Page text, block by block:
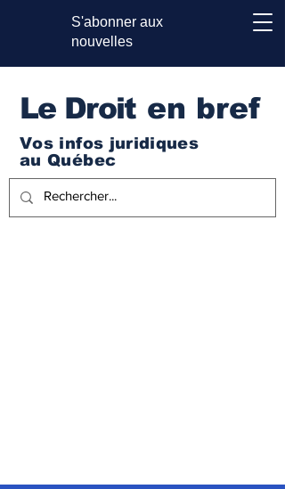
S'abonner aux
nouvelles
Le Droit en bref
Vos infos juridiques
au Québec